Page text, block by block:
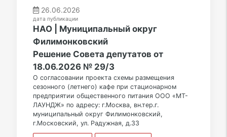
26.06.2026
дата публикации
НАО | Муниципальный округ
Филимонковский
Решение Совета депутатов от
18.06.2026 № 29/3
О согласовании проекта схемы размещения
сезонного (летнего) кафе при стационарном
предприятии общественного питания ООО «МТ-
ЛАУНДЖ» по адресу: г.Москва, вн.тер.г.
муниципальный округ Филимонковский,
г.Московский, ул. Радужная, д.33